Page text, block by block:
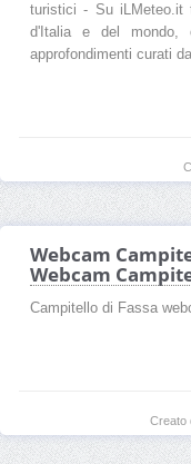
turistici - Su
d'Italia e del mondo,
approfondimenti curati
Webcam
Webcam
Campitello di Fassa
Creato